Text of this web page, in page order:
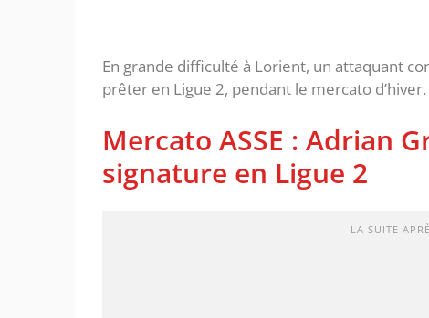
En grande difficulté à Lorient, un attaquant
prêter en Ligue 2, pendant le mercato d’hiver.
Mercato ASSE : Adrian
signature en Ligue 2
LA SUITE